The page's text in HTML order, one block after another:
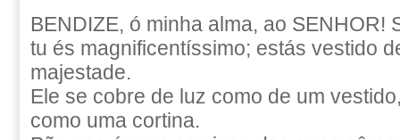
BENDIZE, ó minha alma, ao SENHOR!
tu és magnificentíssimo; estás vestido
majestade.
Ele se cobre de luz como de um
como uma cortina.